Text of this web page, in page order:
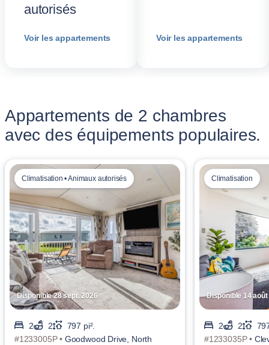
autorisés
Voir les appartements Voir les appartements
Appartements de 2 chambres
avec des équipements populaires.
Disponible 28 sept. 2026
Climatisation • Animaux autorisés
2 2
797 pi².
#1233005P • Goodwood Drive, North
Disponible 14 août
Climatisation
2 2
#1233035P •